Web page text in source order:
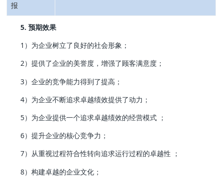
报
5. 预期效果
1）为企业树立了良好的社会形象；
2）提供了企业的美誉度，增强了顾客满意度；
3）企业的竞争能力得到了提高；
4）为企业不断追求卓越绩效提供了动力；
5）为企业提供一个追求卓越绩效的经营模式 ；
6）提升企业的核心竞争力；
7）从重视过程符合性转向追求运行过程的卓越性 ；
8）构建卓越的企业文化；